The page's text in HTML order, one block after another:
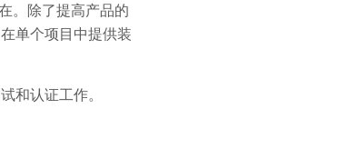
。除了提高产品的
单个项目中提供装
和认证工作。